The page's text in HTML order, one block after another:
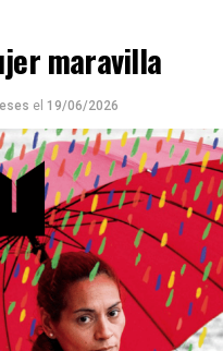
MU ☝️viene con doble
Sin chamuyo, a remarla.
maravilla